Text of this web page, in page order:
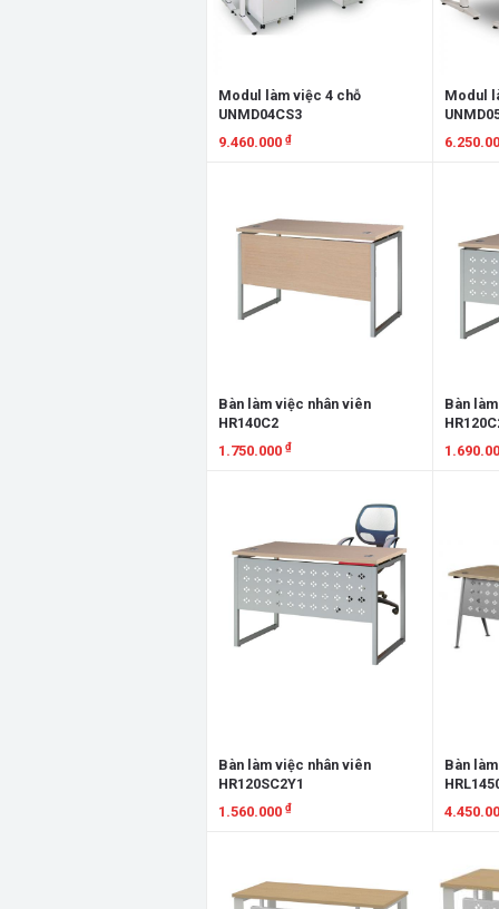
Modul làm việc 4 chỗ
UNMD04CS3
9.460.000 ₫
Modul
Bàn làm việc nhân viên
HR140C2
1.750.000 ₫
Bàn
Bàn làm việc nhân viên
HR120SC2Y1
1.560.000 ₫
Bàn